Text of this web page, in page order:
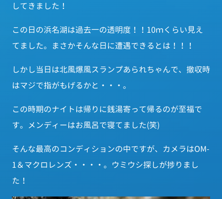
してきました！
この日の浜名湖は過去一の透明度！！10ｍくらい見え
てました。まさかそんな日に遭遇できるとは！！！
しかし当日は北風爆風スランプあられちゃんで、撤収時
はマジで指がもげるかと・・・。
この時期のナイトは帰りに銭湯寄って帰るのが至福で
す。メンディーはお風呂で寝てました(笑)
そんな最高のコンディションの中ですが、カメラはOM-
1＆マクロレンズ・・・・。ウミウシ探しが捗りまし
た！